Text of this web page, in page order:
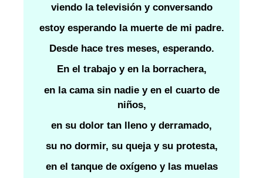
viendo la televisión y conversando
estoy esperando la muerte de mi padre.
Desde hace tres meses, esperando.
En el trabajo y en la borrachera,
en la cama sin nadie y en el cuarto de
niños,
en su dolor tan lleno y derramado,
su no dormir, su queja y su protesta,
en el tanque de oxígeno y las muelas